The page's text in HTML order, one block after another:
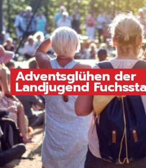
Adventsglühen der
Landjugend